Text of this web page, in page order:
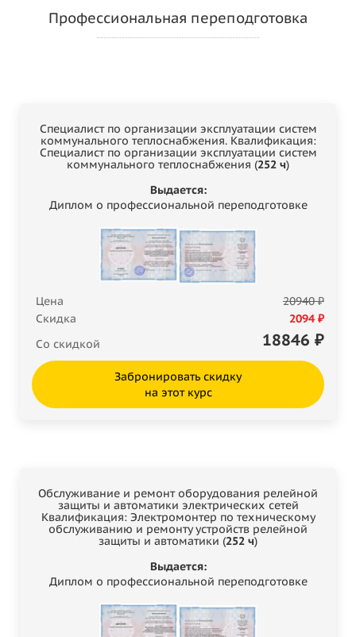
Профессиональная переподготовка
Специалист по организации эксплуатации систем
коммунального теплоснабжения. Квалификация:
Специалист по организации эксплуатации систем
коммунального теплоснабжения (252 ч)
Выдается:
Диплом о профессиональной переподготовке
Цена
20940 ₽
Скидка
2094 ₽
Со скидкой
18846 ₽
Забронировать скидку
на этот курс
Обслуживание и ремонт оборудования релейной
защиты и автоматики электрических сетей
Квалификация: Электромонтер по техническому
обслуживанию и ремонту устройств релейной
защиты и автоматики (252 ч)
Выдается:
Диплом о профессиональной переподготовке